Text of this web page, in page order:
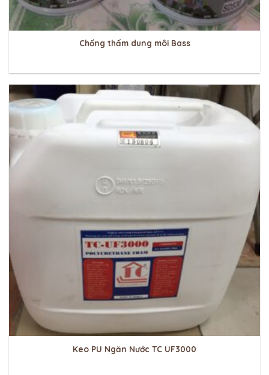
Chống thấm dung môi Bass
Keo PU Ngăn Nước TC UF3000